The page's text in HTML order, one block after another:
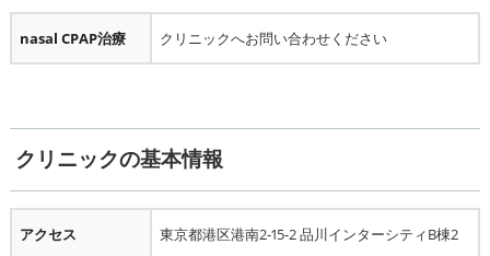
nasal CPAP治療 クリニックへお問い合わせください
クリニックの基本情報
アクセス
東京都港区港南2-15-2 品川インターシティB棟2